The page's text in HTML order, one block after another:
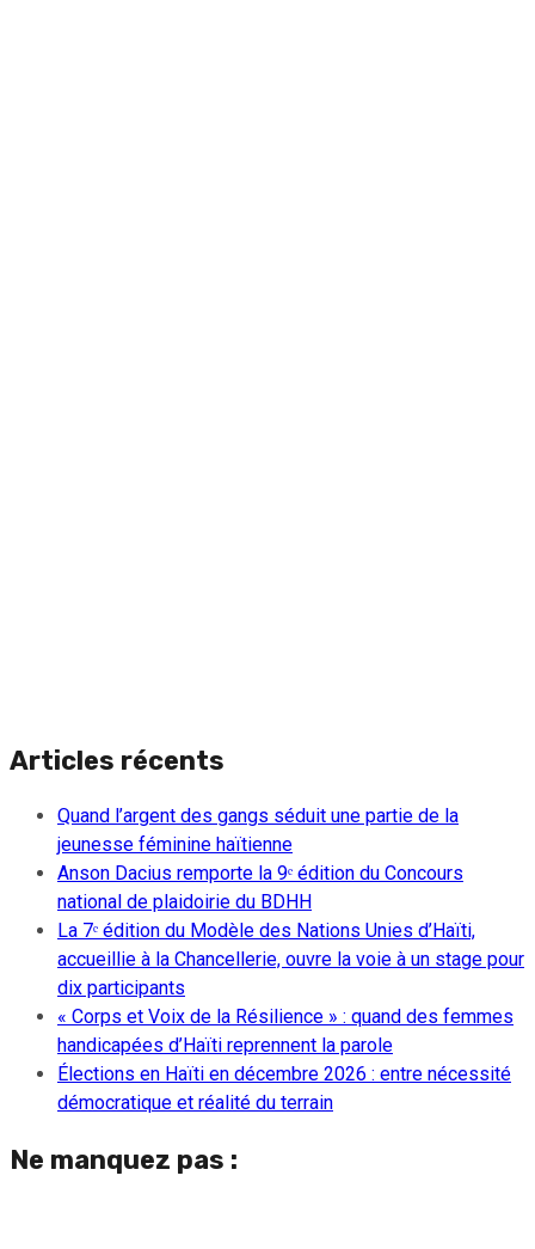
Articles récents
Quand l’argent des gangs séduit une partie de la
jeunesse féminine haïtienne
Anson Dacius remporte la 9ᵉ édition du Concours
national de plaidoirie du BDHH
La 7ᵉ édition du Modèle des Nations Unies d’Haïti,
accueillie à la Chancellerie, ouvre la voie à un stage pour
dix participants
« Corps et Voix de la Résilience » : quand des femmes
handicapées d’Haïti reprennent la parole
Élections en Haïti en décembre 2026 : entre nécessité
démocratique et réalité du terrain
Ne manquez pas :